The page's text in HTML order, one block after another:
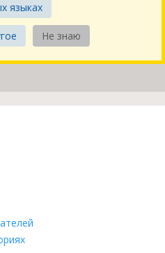
языках
Не знаю